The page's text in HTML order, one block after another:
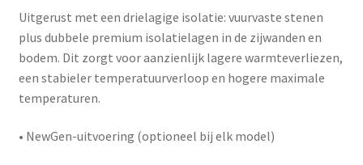
Uitgerust met een drielagige isolatie: vuurvaste stenen
plus dubbele premium isolatielagen in de zijwanden en
bodem. Dit zorgt voor aanzienlijk lagere warmteverliezen,
een stabieler temperatuurverloop en hogere maximale
temperaturen.
• NewGen-uitvoering (optioneel bij elk model)